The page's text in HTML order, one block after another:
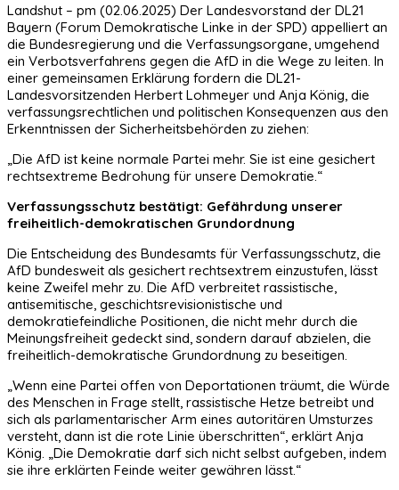
Landshut – pm (02.06.2025) Der Landesvorstand der DL21
Bayern (Forum Demokratische Linke in der SPD) appelliert an
die Bundesregierung und die Verfassungsorgane, umgehend
ein Verbotsverfahrens gegen die AfD in die Wege zu leiten. In
einer gemeinsamen Erklärung fordern die DL21-
Landesvorsitzenden Herbert Lohmeyer und Anja König, die
verfassungsrechtlichen und politischen Konsequenzen aus den
Erkenntnissen der Sicherheitsbehörden zu ziehen:
„Die AfD ist keine normale Partei mehr. Sie ist eine gesichert
rechtsextreme Bedrohung für unsere Demokratie.“
Verfassungsschutz bestätigt: Gefährdung unserer
freiheitlich-demokratischen Grundordnung
Die Entscheidung des Bundesamts für Verfassungsschutz, die
AfD bundesweit als gesichert rechtsextrem einzustufen, lässt
keine Zweifel mehr zu. Die AfD verbreitet rassistische,
antisemitische, geschichtsrevisionistische und
demokratiefeindliche Positionen, die nicht mehr durch die
Meinungsfreiheit gedeckt sind, sondern darauf abzielen, die
freiheitlich-demokratische Grundordnung zu beseitigen.
„Wenn eine Partei offen von Deportationen träumt, die Würde
des Menschen in Frage stellt, rassistische Hetze betreibt und
sich als parlamentarischer Arm eines autoritären Umsturzes
versteht, dann ist die rote Linie überschritten“, erklärt Anja
König. „Die Demokratie darf sich nicht selbst aufgeben, indem
sie ihre erklärten Feinde weiter gewähren lässt.“